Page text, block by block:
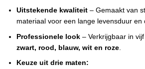
Uitstekende kwaliteit – Gemaakt van
materiaal voor een lange levensduur en
Professionele look – Verkrijgbaar in
zwart, rood, blauw, wit en roze
Keuze uit drie maten: